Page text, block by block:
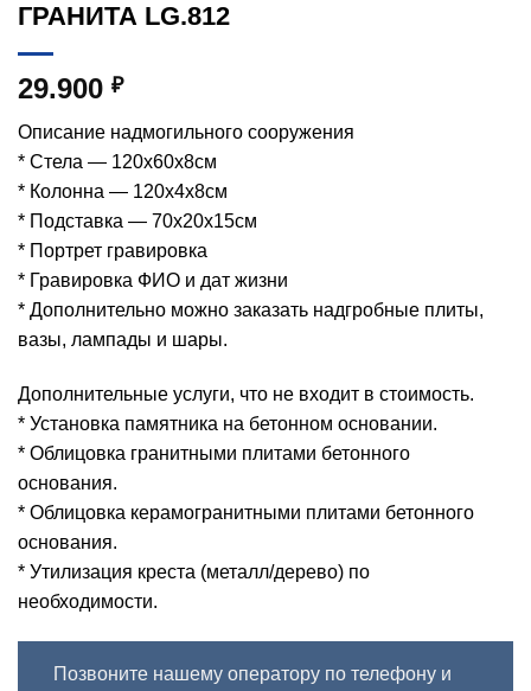
ГРАНИТА LG.812
29.900 ₽
Описание надмогильного сооружения
* Стела — 120х60х8см
* Колонна — 120х4х8см
* Подставка — 70х20х15см
* Портрет гравировка
* Гравировка ФИО и дат жизни
* Дополнительно можно заказать надгробные плиты,
вазы, лампады и шары.
Дополнительные услуги, что не входит в стоимость.
* Установка памятника на бетонном основании.
* Облицовка гранитными плитами бетонного
основания.
* Облицовка керамогранитными плитами бетонного
основания.
* Утилизация креста (металл/дерево) по
необходимости.
Позвоните нашему оператору по телефону и